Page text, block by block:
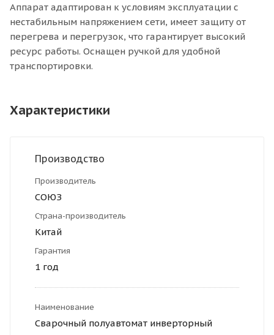
Аппарат адаптирован к условиям эксплуатации с
нестабильным напряжением сети, имеет защиту от
перегрева и перегрузок, что гарантирует высокий
ресурс работы. Оснащен ручкой для удобной
транспортировки.
Характеристики
Производство
Производитель
СОЮЗ
Страна-производитель
Китай
Гарантия
1 год
Наименование
Сварочный полуавтомат инверторный